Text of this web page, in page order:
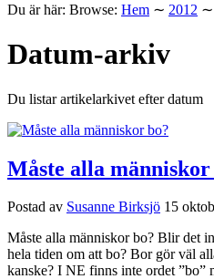
Du är här: Browse: Hem ∼ 2012 ∼
Datum-arkiv
Du listar artikelarkivet efter datum
Måste alla människor
Postad av Susanne Birksjö 15
Måste alla människor bo? Blir det
hela tiden om att bo? Bor gör väl
kanske? I NE finns inte ordet ”bo”